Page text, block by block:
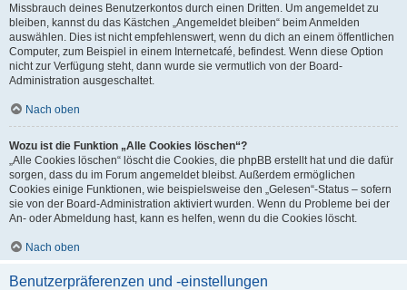
Missbrauch deines Benutzerkontos durch einen Dritten. Um angemeldet zu
bleiben, kannst du das Kästchen „Angemeldet bleiben“ beim Anmelden
auswählen. Dies ist nicht empfehlenswert, wenn du dich an einem öffentlichen
Computer, zum Beispiel in einem Internetcafé, befindest. Wenn diese Option
nicht zur Verfügung steht, dann wurde sie vermutlich von der Board-
Administration ausgeschaltet.
Nach oben
Wozu ist die Funktion „Alle Cookies löschen“?
„Alle Cookies löschen“ löscht die Cookies, die phpBB erstellt hat und die dafür
sorgen, dass du im Forum angemeldet bleibst. Außerdem ermöglichen
Cookies einige Funktionen, wie beispielsweise den „Gelesen“-Status – sofern
sie von der Board-Administration aktiviert wurden. Wenn du Probleme bei der
An- oder Abmeldung hast, kann es helfen, wenn du die Cookies löscht.
Nach oben
Benutzerpräferenzen und -einstellungen